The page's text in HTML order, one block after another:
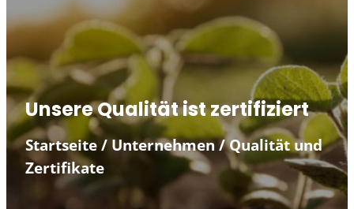
Unsere Qualität ist zertifiziert
Startseite/ Unternehmen/Qualität und
Zertifikate